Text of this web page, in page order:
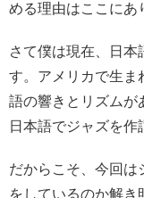
める理由はここにあ
さて僕は現在、日
す。アメリカで生ま
語の響きとリズムが
日本語でジャズを作
だからこそ、今回は
をしているのか解き